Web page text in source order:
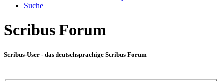
Suche
Scribus Forum
Scribus-User - das deutschsprachige Scribus Forum